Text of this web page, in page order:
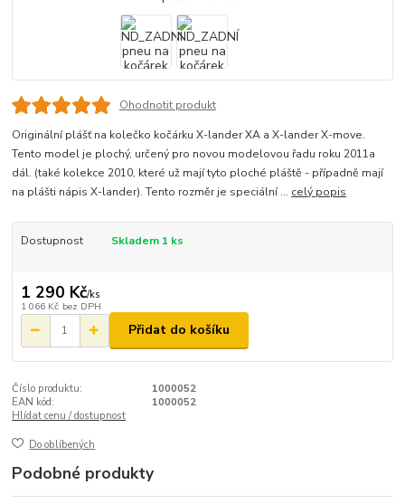
Ohodnotit produkt
Originální plášť na kolečko kočárku X-lander XA a X-lander X-move.
Tento model je plochý, určený pro novou modelovou řadu roku 2011a
dál. (také kolekce 2010, které už mají tyto ploché pláště - případně mají
na plášti nápis X-lander). Tento rozměr je speciální ... celý popis
Dostupnost Skladem 1 ks
1 290 Kč/ks
1 066 Kč bez DPH
Přidat do košíku
Číslo produktu:
1000052
EAN kód:
1000052
Hlídat cenu / dostupnost
Do oblíbených
Podobné produkty